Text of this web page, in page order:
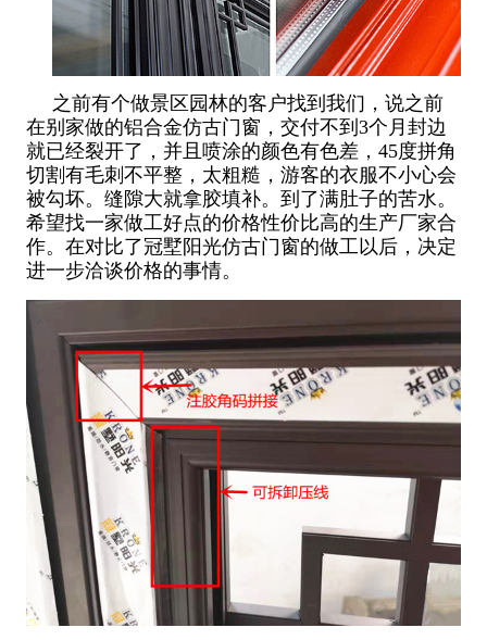
之前有个做景区园林的客户找到我们，说之前
在别家做的铝合金仿古门窗，交付不到3个月封边
就已经裂开了，并且喷涂的颜色有色差，45度拼角
切割有毛刺不平整，太粗糙，游客的衣服不小心会
被勾坏。缝隙大就拿胶填补。到了满肚子的苦水。
希望找一家做工好点的价格性价比高的生产厂家合
作。在对比了冠墅阳光仿古门窗的做工以后，决定
进一步洽谈价格的事情。